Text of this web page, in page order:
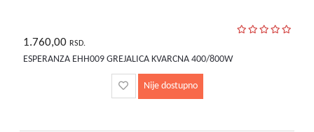
1.760,00 RSD.
ESPERANZA EHH009 GREJALICA KVARCNA 400/800W
Nije dostupno